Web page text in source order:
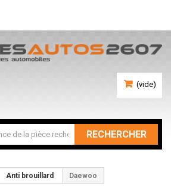
(vide)
RECHERCHER
Anti brouillard Daewoo